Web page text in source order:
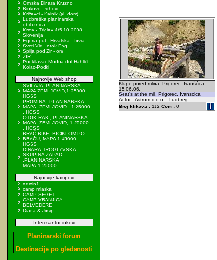
Omiska Dinara Kruzno
Biokovo - vrhovi
Križevci - Kalnik (pl. dom)
Ludbreška planinarska
obilaznica
Krma - Triglav 4/5.10.2008
Slovenija
Egeria put - Hrvatska - Iovia
Sveti Vid - otok Pag
Spilja pod Zir - om
ZIR
Podkilavac-Mudna dol-Hahlići-
Kolac-Podki
Najnovije Web shop
SVILAJA, PLANINARSKA
MAPA ZEMLJOVID,1:25000,
HGSS
PROMINA , PLANINARSKA
MAPA, ZEMLJOVID , 1:25000
, HGSS
OTOK RAB , PLANINARSKA
MAPA, ZEMLJOVID, 1:25000
, HGSS
BRAČ BIKE, BICIKLOM PO
BRAČU, MAPA 1:45000,
HGSS
DINARA-TROGLAVSKA
SKUPINA-ZAPAD
,PLANINARSKA
MAPA,1:25000
Najnovije kampovi
admin1
camp mlaska
CAMP SEGET
CAMP VRANJICA
BELVEDERE
Diana & Josip
Interesantni linkovi
Planinarski forum
Destinacije po gledanosti
Klupe pored mlina. Prigorec. Ivanšćica.
15.06.06.
Seat's at the mill. Prigorec. Ivanscica.
Autor : Astrum d.o.o. - Ludbreg
Broj klikova :112 Com :0